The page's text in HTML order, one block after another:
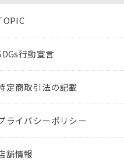
行動宣言
定商取引法の記載
ライバシーポリシー
舗情報